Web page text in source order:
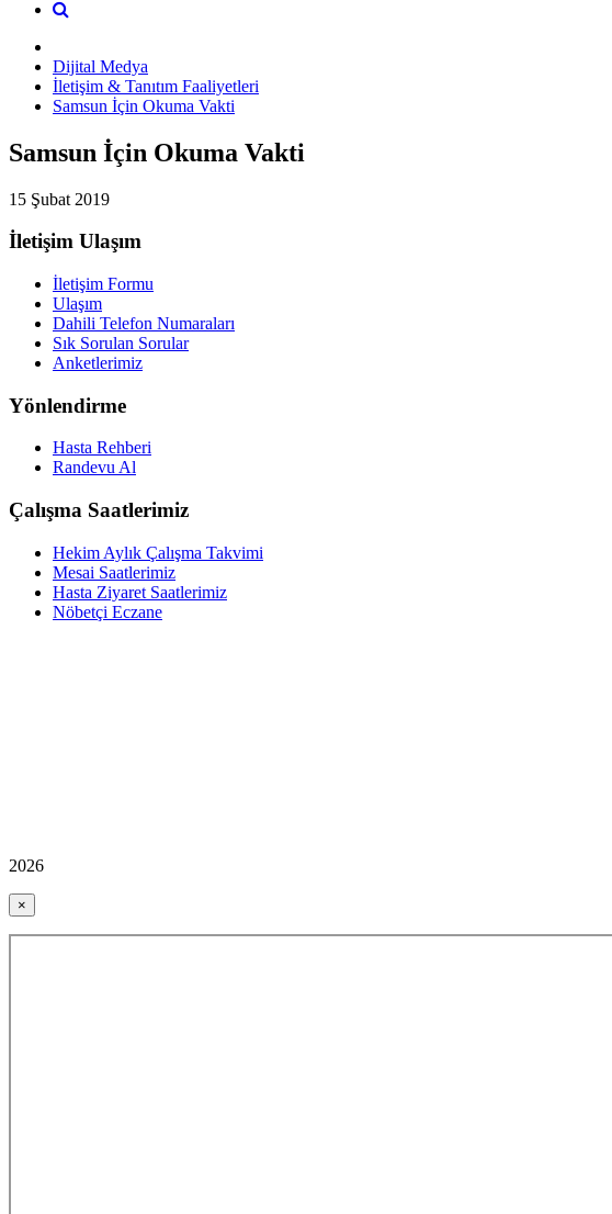
Dijital Medya
İletişim & Tanıtım Faaliyetleri
Samsun İçin Okuma Vakti
Samsun İçin Okuma Vakti
15 Şubat 2019
İletişim Ulaşım
İletişim Formu
Ulaşım
Dahili Telefon Numaraları
Sık Sorulan Sorular
Anketlerimiz
Yönlendirme
Hasta Rehberi
Randevu Al
Çalışma Saatlerimiz
Hekim Aylık Çalışma Takvimi
Mesai Saatlerimiz
Hasta Ziyaret Saatlerimiz
Nöbetçi Eczane
2026
×